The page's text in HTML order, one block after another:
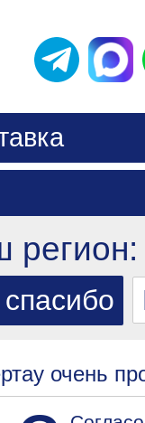
очень